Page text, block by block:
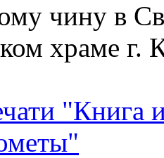
чину в
храме г.
"Книга